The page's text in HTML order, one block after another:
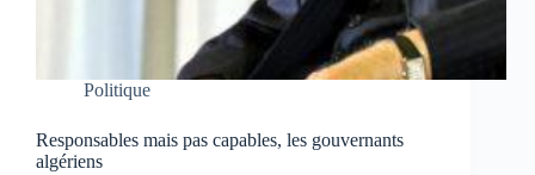
Politique
Responsables mais pas capables, les gouvernants
algériens